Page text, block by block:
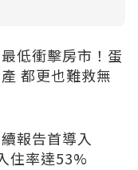
低衝擊房市！蛋
都更也難救無
報告首導入
住率達53%